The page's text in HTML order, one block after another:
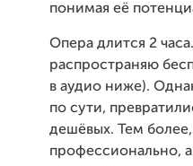
понимая её
Опера длится 2
распространяю
в аудио ниже).
по сути,
дешёвых. Тем более,
профессионально,